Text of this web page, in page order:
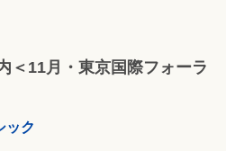
＜11月・東京国際フォーラ
ック